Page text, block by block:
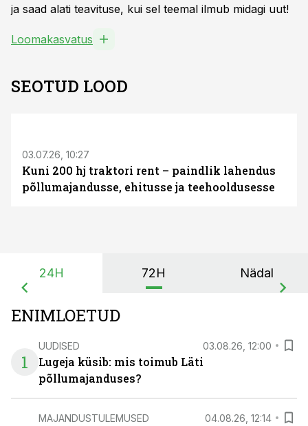
ja saad alati teavituse, kui sel teemal ilmub midagi uut!
Loomakasvatus
SEOTUD LOOD
03.07.26, 10:27
Kuni 200 hj traktori rent – paindlik lahendus
põllumajandusse, ehitusse ja teehooldusesse
24H 72H Nädal
ENIMLOETUD
1
UUDISED 03.08.26, 12:00
Lugeja küsib: mis toimub Läti
põllumajanduses?
MAJANDUSTULEMUSED 04.08.26, 12:14